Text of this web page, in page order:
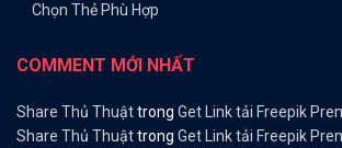
Chọn Thẻ Phù Hợp
COMMENT MỚI NHẤT
Share Thủ Thuậttrong Get Link tải Freepik
Share Thủ Thuậttrong Get Link tải Freepik